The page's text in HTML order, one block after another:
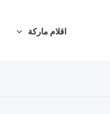
اقلام ماركة